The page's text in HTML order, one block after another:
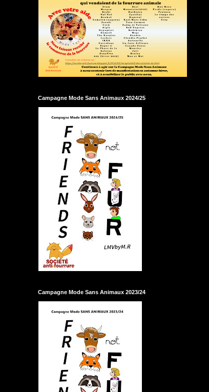
Campagne Mode Sans Animaux 2024/25
Campagne Mode Sans Animaux 2023/24